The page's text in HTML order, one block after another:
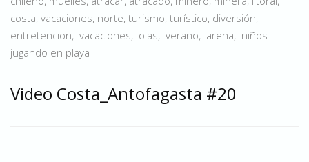
costa, vacaciones, norte, turismo, turístico, diversión,
entretencion, vacaciones, olas, verano, arena, niños
jugando en playa
Video Costa_Antofagasta #20